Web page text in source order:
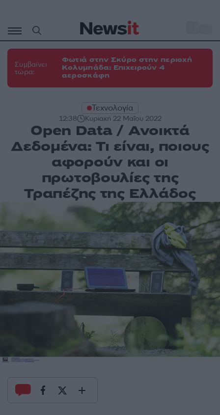
περιεχόμενο
Συμβαίνει
τώρα:
Φωτιά στην Σκύρο στην περιοχή
Κολυμπάδα: Επιχειρούν 4
αεροσκάφη
Τεχνολογία
12:38 Κυριακή 22 Μαΐου 2022
Open Data / Ανοικτά
Δεδομένα: Τι είναι, ποιους
αφορούν και οι
πρωτοβουλίες της
Τραπέζης της Ελλάδος